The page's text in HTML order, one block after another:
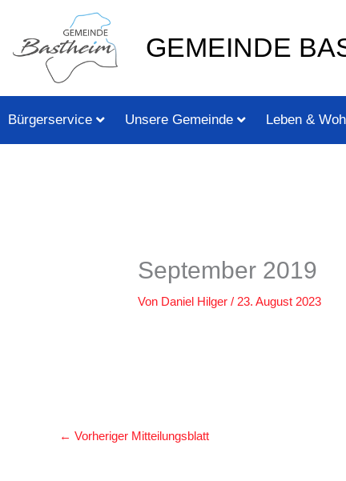
springen
GEMEINDE
Bürgerservice Unsere Gemeinde Leben &
September 2019
Von Daniel Hilger/ 23. August 2023
← Vorheriger Mitteilungsblatt